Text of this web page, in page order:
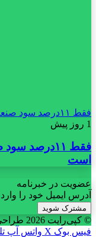
فقط ۱۱‌درصد سود صنعت دارو تبدیل به نقدینگی شده است
1 روز پیش
فقط ۱۱‌درصد
است
عضویت در خبرنامه
آدرس ایمیل خود را وارد
© کپی‌رایت 2026
فیس بوک X واتس آپ